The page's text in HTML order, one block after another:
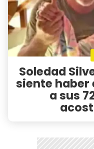
Soledad
siente haber
a sus